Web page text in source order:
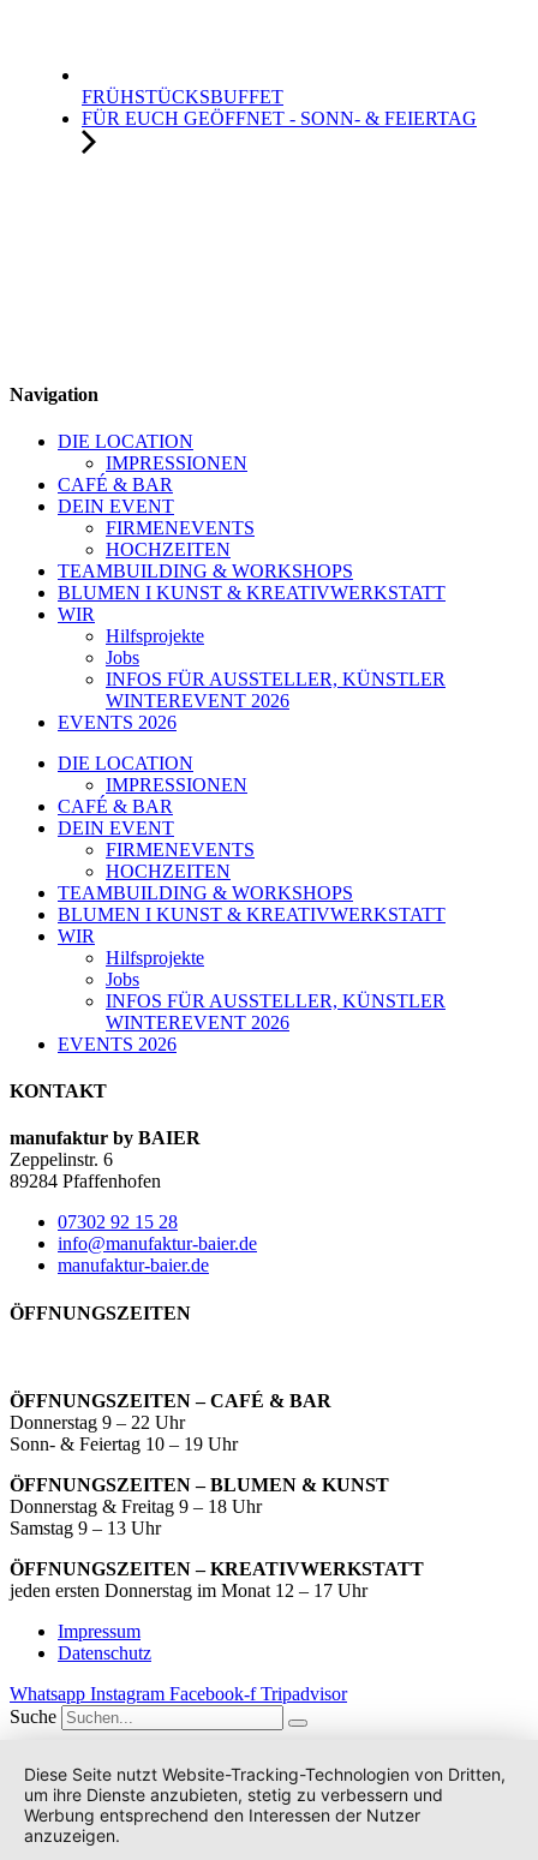
FRÜHSTÜCKSBUFFET
FÜR EUCH GEÖFFNET - SONN- & FEIERTAG
Navigation
DIE LOCATION
IMPRESSIONEN
CAFÉ & BAR
DEIN EVENT
FIRMENEVENTS
HOCHZEITEN
TEAMBUILDING & WORKSHOPS
BLUMEN I KUNST & KREATIVWERKSTATT
WIR
Hilfsprojekte
Jobs
INFOS FÜR AUSSTELLER, KÜNSTLER
WINTEREVENT 2026
EVENTS 2026
DIE LOCATION
IMPRESSIONEN
CAFÉ & BAR
DEIN EVENT
FIRMENEVENTS
HOCHZEITEN
TEAMBUILDING & WORKSHOPS
BLUMEN I KUNST & KREATIVWERKSTATT
WIR
Hilfsprojekte
Jobs
INFOS FÜR AUSSTELLER, KÜNSTLER
WINTEREVENT 2026
EVENTS 2026
KONTAKT
manufaktur by BAIER
Zeppelinstr. 6
89284 Pfaffenhofen
07302 92 15 28
info@manufaktur-baier.de
manufaktur-baier.de
ÖFFNUNGSZEITEN
ÖFFNUNGSZEITEN – CAFÉ & BAR
Donnerstag 9 – 22 Uhr
Sonn- & Feiertag 10 – 19 Uhr
ÖFFNUNGSZEITEN – BLUMEN & KUNST
Donnerstag & Freitag 9 – 18 Uhr
Samstag 9 – 13 Uhr
ÖFFNUNGSZEITEN – KREATIVWERKSTATT
jeden ersten Donnerstag im Monat 12 – 17 Uhr
Impressum
Datenschutz
Whatsapp Instagram Facebook-f Tripadvisor
Suche
Diese Seite nutzt Website-Tracking-Technologien von Dritten,
um ihre Dienste anzubieten, stetig zu verbessern und
Werbung entsprechend den Interessen der Nutzer
anzuzeigen.